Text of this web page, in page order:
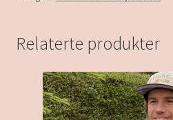
Relaterte produkter